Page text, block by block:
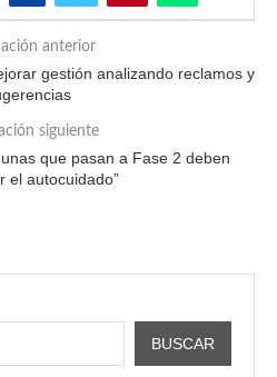
anterior
gestión analizando reclamos y
siguiente
que pasan a Fase 2 deben
el autocuidado”
BUSCAR